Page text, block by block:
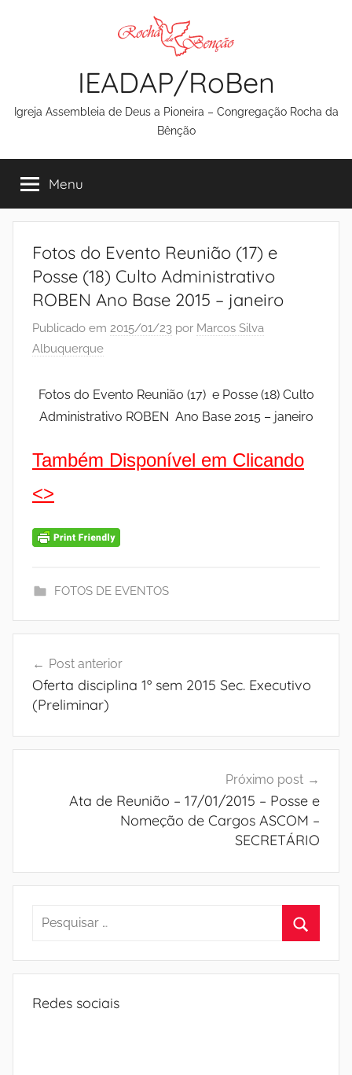
IEADAP/RoBen
Igreja Assembleia de Deus a Pioneira – Congregação Rocha da
Bênção
Menu
Fotos do Evento Reunião (17) e
Posse (18) Culto Administrativo
ROBEN Ano Base 2015 – janeiro
Publicado em 2015/01/23 por Marcos Silva
Albuquerque
Fotos do Evento Reunião (17) e Posse (18) Culto
Administrativo ROBEN Ano Base 2015 – janeiro
Também Disponível em Clicando
<>
FOTOS DE EVENTOS
de
Post
Post anterior
Oferta disciplina 1º sem 2015 Sec. Executivo
(Preliminar)
Próximo post
Ata de Reunião – 17/01/2015 – Posse e
Nomeção de Cargos ASCOM –
SECRETÁRIO
Pesquisar
Redes sociais